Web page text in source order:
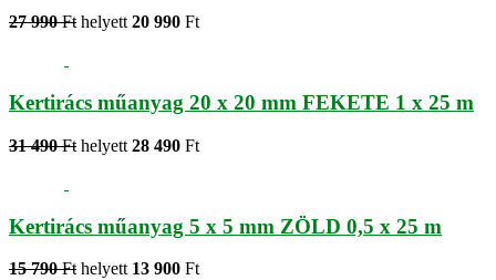
27 990 Fthelyett20 990 Ft
Kertirács műanyag 20 x 20 mm FEKETE 1 x 25 m
31 490 Ft helyett 28 490 Ft
Kertirács műanyag 5 x 5 mm ZÖLD 0,5 x 25 m
15 790 Ft helyett 13 900 Ft